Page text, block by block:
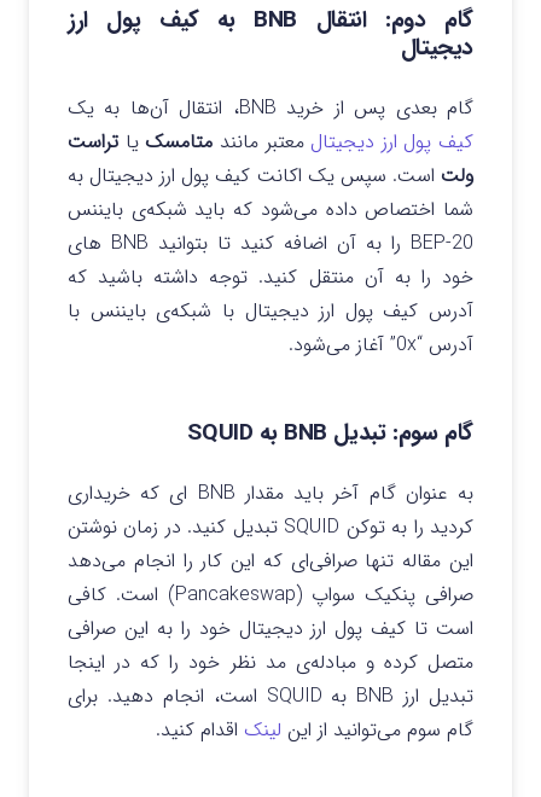
گام دوم: انتقال BNB به کیف پول ارز
دیجیتال
گام بعدی پس از خرید BNB، انتقال آن‌ها به یک
کیف پول ارز دیجیتال معتبر مانند متامسکیا تراست
ولت است. سپس یک اکانت کیف پول ارز دیجیتال به
شما اختصاص داده می‌شود که باید شبکه‌ی بایننس
BEP-20 را به آن اضافه کنید تا بتوانید BNB های
خود را به آن منتقل کنید. توجه داشته باشید که
آدرس کیف پول ارز دیجیتال با شبکه‌ی بایننس با
آدرس “0x” آغاز می‌شود.
گام سوم: تبدیل BNB به SQUID
به عنوان گام آخر باید مقدار BNB ای که خریداری
کردید را به توکن SQUID تبدیل کنید. در زمان نوشتن
این مقاله تنها صرافی‌ای که این کار را انجام می‌دهد
صرافی پنکیک سواپ (Pancakeswap) است. کافی
است تا کیف پول ارز دیجیتال خود را به این صرافی
متصل کرده و مبادله‌ی مد نظر خود را که در اینجا
تبدیل ارز BNB به SQUID است، انجام دهید. برای
گام سوم می‌توانید از این لینک اقدام کنید.